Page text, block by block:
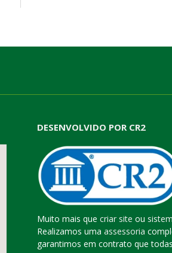
DESENVOLVIDO POR CR2
Muito mais que criar site ou
Realizamos uma assessoria
garantimos em contrato que